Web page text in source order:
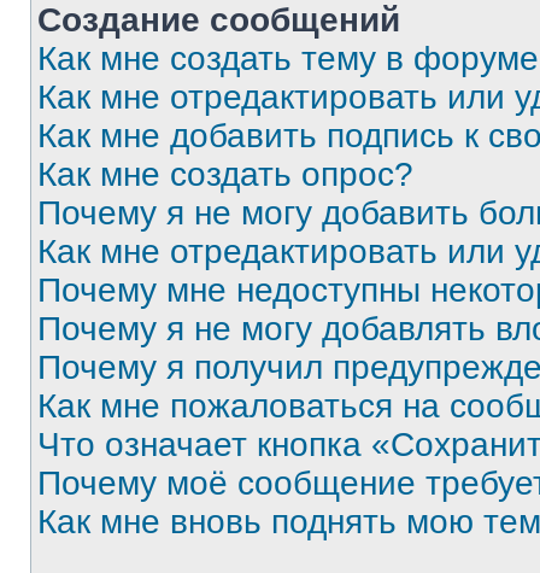
Создание сообщений
Как мне создать тему в
Как мне отредактировать или
Как мне добавить подпись к
Как мне создать опрос?
Почему я не могу добавить
Как мне отредактировать или
Почему мне недоступны
Почему я не могу добавлять
Почему я получил
Как мне пожаловаться на
Что означает кнопка
Почему моё сообщение
Как мне вновь поднять мою